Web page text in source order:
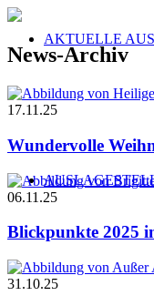
AKTUELLE
News-Archiv
17.11.25
Wundervolle
06.11.25
Blickpunkte 2025
31.10.25